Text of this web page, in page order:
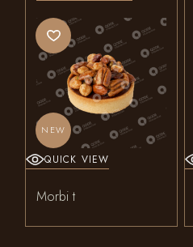
NEW
QUICK VIEW
Morbi t